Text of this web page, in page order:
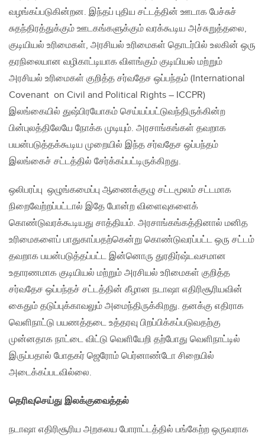
வழங்கப்படுகின்றன. இந்தப் புதிய சட்டத்தின் ஊடாக பேச்சுச்
சுதந்திரத்துக்கும் ஊடகங்களுக்கும் வரக்கூடிய அச்சுறுத்தலை,
குடியியல் உரிமைகள், அரசியல் உரிமைகள் தொடர்பில் உலகின் ஒரு
தரநிலையான வழிகாட்டியாக விளங்கும் குடியியல் மற்றும்
அரசியல் உரிமைகள் குறித்த சர்வதேச ஒப்பந்தம் (International
Covenant on Civil and Political Rights – ICCPR)
இலங்கையில் துஷ்பிரயோகம் செய்யப்பட்டுவந்திருக்கின்ற
பின்புலத்திலேயே நோக்க முடியும். அரசாங்கங்கள் தவறாக
பயன்படுத்தக்கூடிய முறையில் இந்த சர்வதேச ஒப்பந்தம்
இலங்கைச் சட்டத்தில் சேர்க்கப்பட்டிருக்கிறது.
ஒலிபரப்பு ஒழுங்கமைப்பு ஆணைக்குழு சட்டமூலம் சட்டமாக
நிறைவேற்றப்பட்டால் இதே போன்ற விளைவுகளைக்
கொண்டுவரக்கூடியது சாத்தியம். அரசாங்கங்கத்தினால் மனித
உரிமைகளைப் பாதுகாப்பதற்கென்று கொண்டுவரப்பட்ட ஒரு சட்டம்
தவறாக பயன்படுத்தப்பட்ட இன்னொரு துரதிர்ஷ்டவசமான
உதாரணமாக குடியியல் மற்றும் அரசியல் உரிமைகள் குறித்த
சர்வதேச ஒப்பந்தச் சட்டத்தின் கீழான நடாஷா எதிரிசூரியவின்
கைதும் தடுப்புக்காவலும் அமைந்திருக்கிறது. தனக்கு எதிராக
வெளிநாட்டு பயணத்தடை உத்தரவு பிறப்பிக்கப்படுவதற்கு
முன்னதாக நாட்டை விட்டு வெளியேறி தற்போது வெளிநாட்டில்
இருப்பதால் போதகர் ஜெரோம் பெர்னாண்டோ சிறையில்
அடைக்கப்படவில்லை.
தெரிவுசெய்து இலக்குவைத்தல்
நடாஷா எதிரிசூரிய அறகலய போராட்டத்தில் பங்கேற்ற ஒருவராக